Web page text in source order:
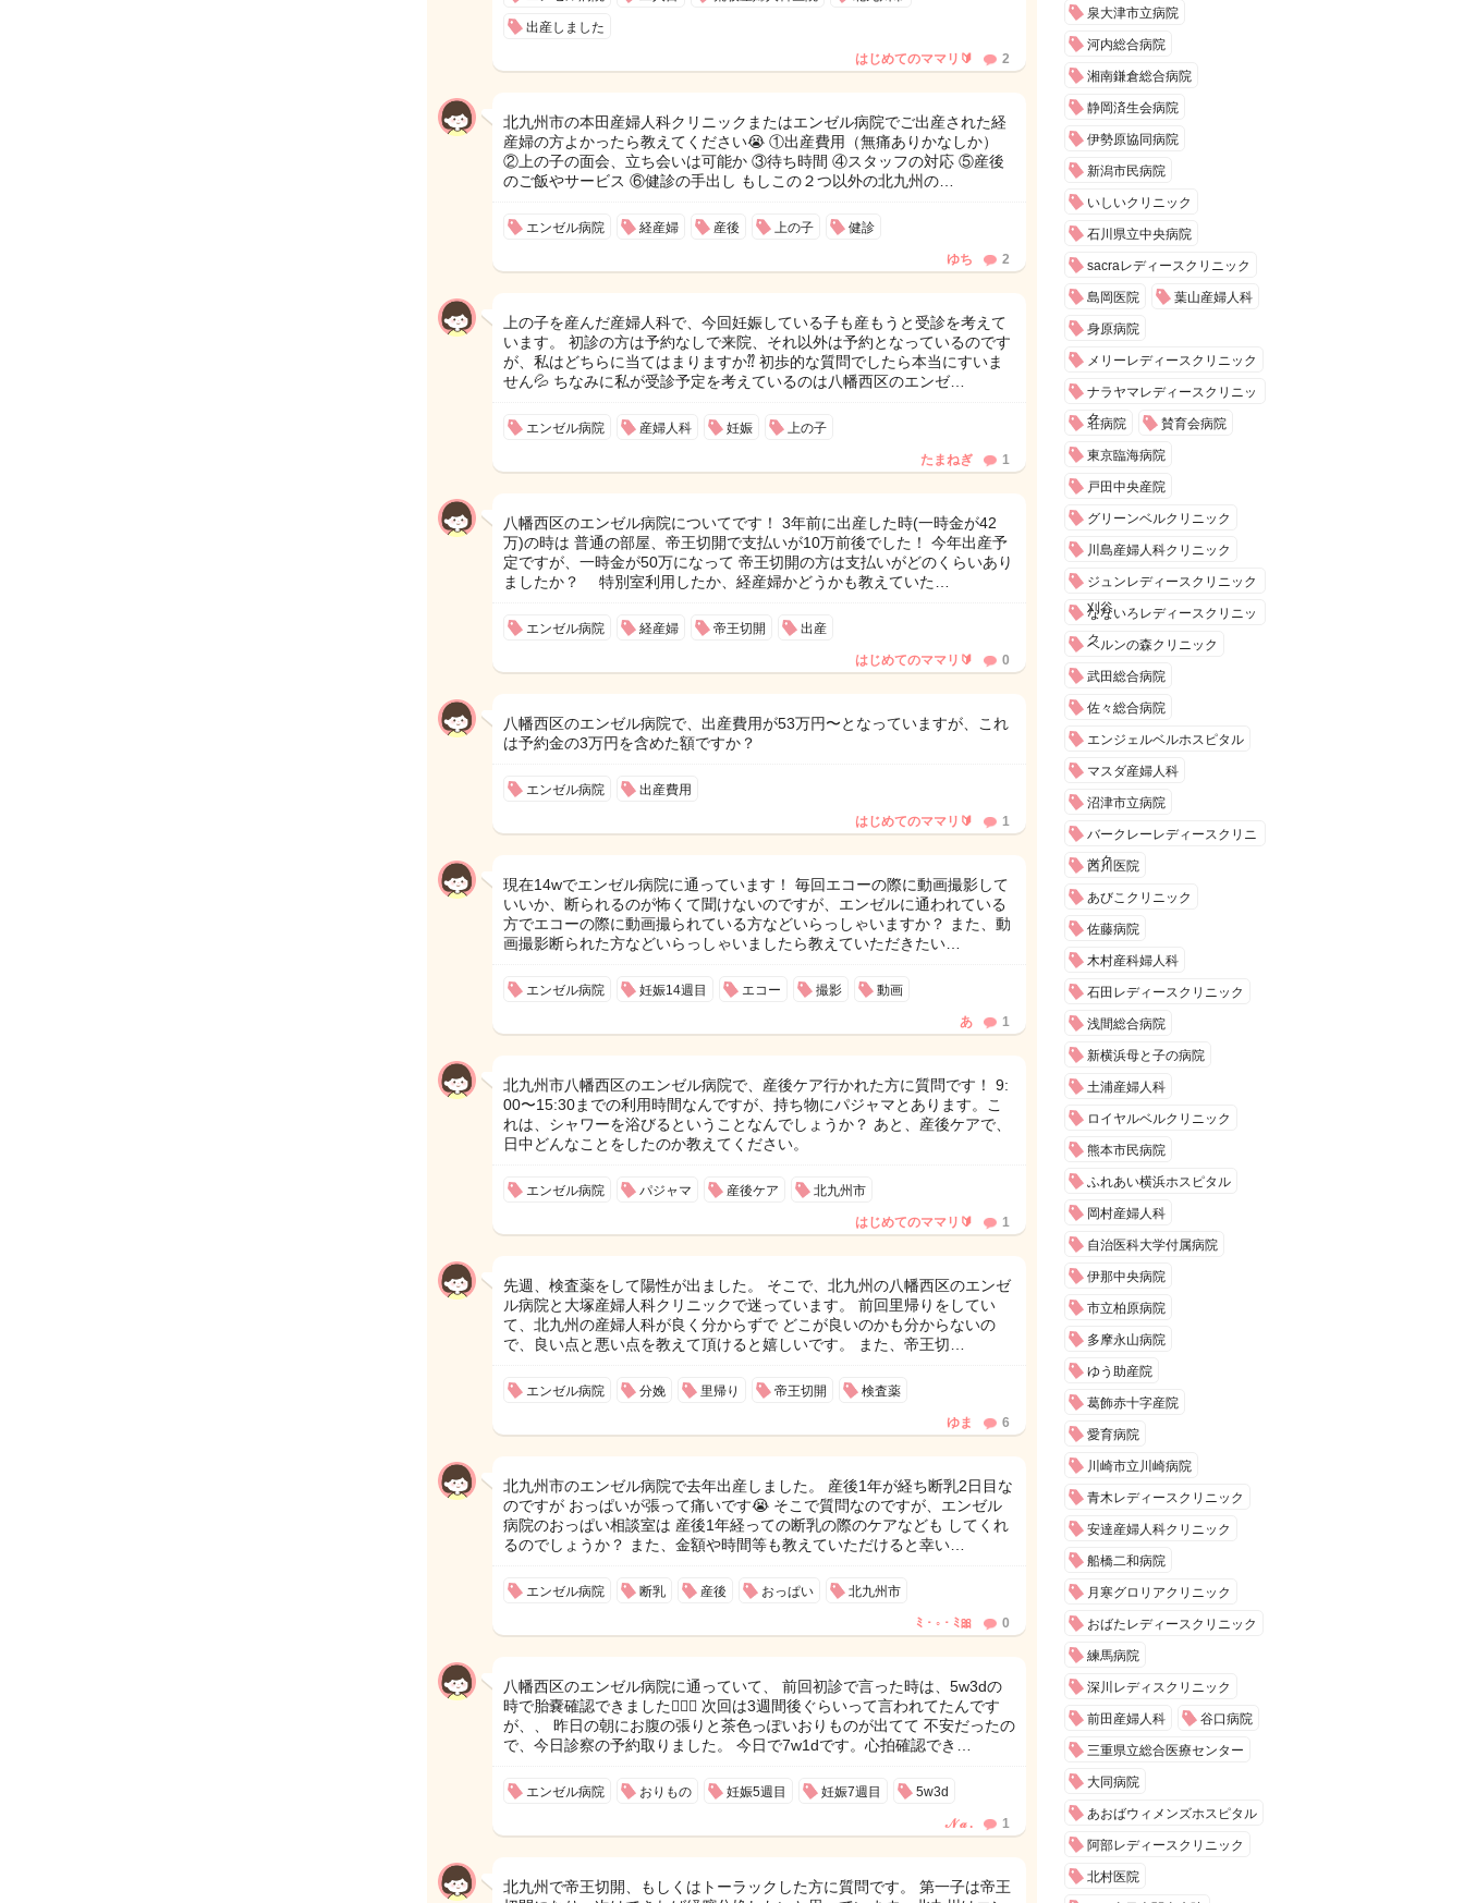
出産しました
はじめてのママリ🔰 2
北九州市の本田産婦人科クリニックまたはエンゼル病院でご出産された経
産婦の方よかったら教えてください😭 ①出産費用（無痛ありかなしか）
②上の子の面会、立ち会いは可能か ③待ち時間 ④スタッフの対応 ⑤産後
のご飯やサービス ⑥健診の手出し もしこの２つ以外の北九州の…
エンゼル病院 経産婦 産後 上の子 健診
ゆち 2
上の子を産んだ産婦人科で、今回妊娠している子も産もうと受診を考えて
います。 初診の方は予約なしで来院、それ以外は予約となっているのです
が、私はどちらに当てはまりますか⁇ 初歩的な質問でしたら本当にすいま
せん💦 ちなみに私が受診予定を考えているのは八幡西区のエンゼ…
エンゼル病院 産婦人科 妊娠 上の子
たまねぎ 1
八幡西区のエンゼル病院についてです！ 3年前に出産した時(一時金が42
万)の時は 普通の部屋、帝王切開で支払いが10万前後でした！ 今年出産予
定ですが、一時金が50万になって 帝王切開の方は支払いがどのくらいあり
ましたか？ 特別室利用したか、経産婦かどうかも教えていた…
エンゼル病院 経産婦 帝王切開 出産
はじめてのママリ🔰 0
八幡西区のエンゼル病院で、出産費用が53万円〜となっていますが、これ
は予約金の3万円を含めた額ですか？
エンゼル病院 出産費用
はじめてのママリ🔰 1
現在14wでエンゼル病院に通っています！ 毎回エコーの際に動画撮影して
いいか、断られるのが怖くて聞けないのですが、エンゼルに通われている
方でエコーの際に動画撮られている方などいらっしゃいますか？ また、動
画撮影断られた方などいらっしゃいましたら教えていただきたい…
エンゼル病院 妊娠14週目 エコー 撮影 動画
あ 1
北九州市八幡西区のエンゼル病院で、産後ケア行かれた方に質問です！ 9:
00〜15:30までの利用時間なんですが、持ち物にパジャマとあります。こ
れは、シャワーを浴びるということなんでしょうか？ あと、産後ケアで、
日中どんなことをしたのか教えてください。
エンゼル病院 パジャマ 産後ケア 北九州市
はじめてのママリ🔰 1
先週、検査薬をして陽性が出ました。 そこで、北九州の八幡西区のエンゼ
ル病院と大塚産婦人科クリニックで迷っています。 前回里帰りをしてい
て、北九州の産婦人科が良く分からずで どこが良いのかも分からないの
で、良い点と悪い点を教えて頂けると嬉しいです。 また、帝王切…
エンゼル病院 分娩 里帰り 帝王切開 検査薬
ゆま 6
北九州市のエンゼル病院で去年出産しました。 産後1年が経ち断乳2日目な
のですが おっぱいが張って痛いです😭 そこで質問なのですが、エンゼル
病院のおっぱい相談室は 産後1年経っての断乳の際のケアなども してくれ
るのでしょうか？ また、金額や時間等も教えていただけると幸い…
エンゼル病院 断乳 産後 おっぱい 北九州市
ﾐ・◦・ﾐ🎀 0
八幡西区のエンゼル病院に通っていて、 前回初診で言った時は、5w3dの
時で胎嚢確認できました🙆🏻‍♀️ 次回は3週間後ぐらいって言われてたんです
が、、 昨日の朝にお腹の張りと茶色っぽいおりものが出てて 不安だったの
で、今日診察の予約取りました。 今日で7w1dです。心拍確認でき…
エンゼル病院 おりもの 妊娠5週目 妊娠7週目 5w3d
𝒩 𝒶 . 1
北九州で帝王切開、もしくはトーラックした方に質問です。 第一子は帝王
泉大津市立病院
河内総合病院
湘南鎌倉総合病院
静岡済生会病院
伊勢原協同病院
新潟市民病院
いしいクリニック
石川県立中央病院
sacraレディースクリニック
島岡医院 葉山産婦人科
身原病院
メリーレディースクリニック
ナラヤマレディースクリニッ
ク
荘病院 賛育会病院
東京臨海病院
戸田中央産院
グリーンベルクリニック
川島産婦人科クリニック
ジュンレディースクリニック
刈谷
なないろレディースクリニッ
ク
ベルンの森クリニック
武田総合病院
佐々総合病院
エンジェルベルホスピタル
マスダ産婦人科
沼津市立病院
バークレーレディースクリニ
ック
西川医院
あびこクリニック
佐藤病院
木村産科婦人科
石田レディースクリニック
浅間総合病院
新横浜母と子の病院
土浦産婦人科
ロイヤルベルクリニック
熊本市民病院
ふれあい横浜ホスピタル
岡村産婦人科
自治医科大学付属病院
伊那中央病院
市立柏原病院
多摩永山病院
ゆう助産院
葛飾赤十字産院
愛育病院
川崎市立川崎病院
青木レディースクリニック
安達産婦人科クリニック
船橋二和病院
月寒グロリアクリニック
おばたレディースクリニック
練馬病院
深川レディスクリニック
前田産婦人科 谷口病院
三重県立総合医療センター
大同病院
あおばウィメンズホスピタル
阿部レディースクリニック
北村医院